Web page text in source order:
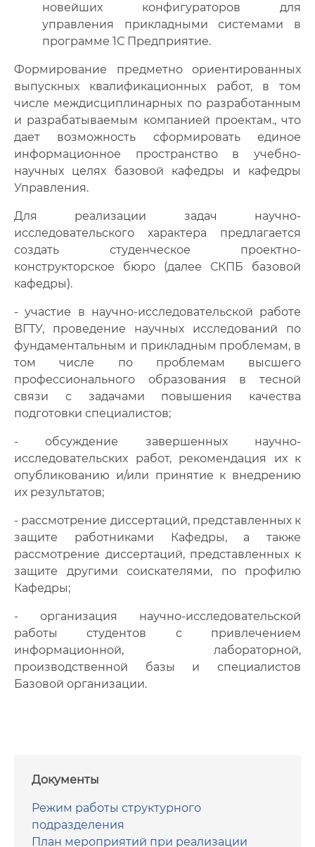
новейших конфигураторов для
управления прикладными системами в
программе 1С Предприятие.
Формирование предметно ориентированных
выпускных квалификационных работ, в том
числе междисциплинарных по разработанным
и разрабатываемым компанией проектам., что
дает возможность сформировать единое
информационное пространство в учебно-
научных целях базовой кафедры и кафедры
Управления.
Для реализации задач научно-
исследовательского характера предлагается
создать студенческое проектно-
конструкторское бюро (далее СКПБ базовой
кафедры).
- участие в научно-исследовательской работе
ВГТУ, проведение научных исследований по
фундаментальным и прикладным проблемам, в
том числе по проблемам высшего
профессионального образования в тесной
связи с задачами повышения качества
подготовки специалистов;
- обсуждение завершенных научно-
исследовательских работ, рекомендация их к
опубликованию и/или принятие к внедрению
их результатов;
- рассмотрение диссертаций, представленных к
защите работниками Кафедры, а также
рассмотрение диссертаций, представленных к
защите другими соискателями, по профилю
Кафедры;
- организация научно-исследовательской
работы студентов с привлечением
информационной, лабораторной,
производственной базы и специалистов
Базовой организации.
Документы
Режим работы структурного
подразделения
План мероприятий при реализации